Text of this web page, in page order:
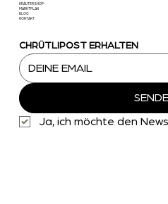
KRÄUTERSHOP
MARKTPLAN
BLOG
KONTAKT
CHRÜTLIPOST ERHALTEN
Ja, ich möchte den